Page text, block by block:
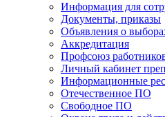
Информация для
Документы, приказы
Объявления о
Аккредитация
Профсоюз
Личный кабинет
Информационные
Отечественное ПО
Свободное ПО